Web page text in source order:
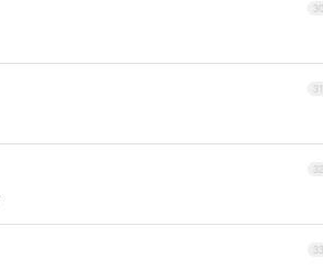
30
31
32
33